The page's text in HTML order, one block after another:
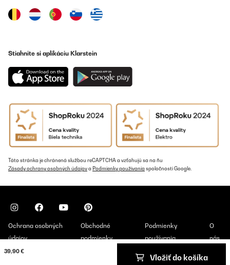
39,90 €
Vložiť do košíka
Stiahnite si aplikáciu Klarstein
Táto stránka je chránená službou reCAPTCHA a vzťahujú sa na ňu
Zásady ochrany osobných údajova Podmienky používania spoločnosti Google.
Ochrana osobných
údajov
Obchodné
podmienky
Podmienky
používania
O
nás
Copyright © 2026 Klarstein. All rights reserved